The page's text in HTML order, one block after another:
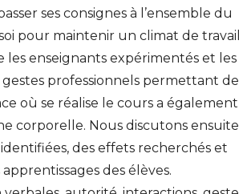
ses consignes à l’ensemble du
pour maintenir un climat de travail
les enseignants expérimentés et les
gestes professionnels permettant de
où se réalise le cours a également
corporelle. Nous discutons ensuite
des effets recherchés et
des élèves.